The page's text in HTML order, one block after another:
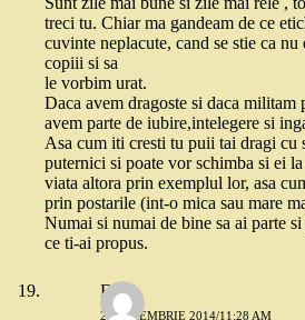
treci tu. Chiar ma gandeam de ce
cuvinte neplacute, cand se stie ca nu
copiii si sa
le vorbim urat.
Daca avem dragoste si daca militam
avem parte de iubire,intelegere si
Asa cum iti cresti tu puii tai dragi cu
puternici si poate vor schimba si ei
viata altora prin exemplul lor, asa
prin postarile (int-o mica sau mare
Numai si numai de bine sa ai parte si
ce ti-ai propus.
Flory
25 NOIEMBRIE 2014/11:28 AM